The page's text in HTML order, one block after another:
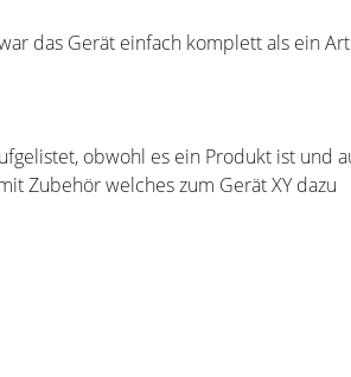
das Gerät einfach komplett als ein
obwohl es ein Produkt ist und
Zubehör welches zum Gerät XY dazu